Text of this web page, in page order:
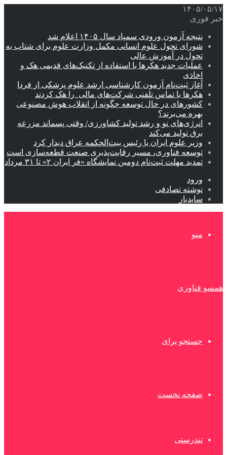
۱۴۰۵/۰۵/۱۷
خبر فوری
نتیجه آزمون ورودی سمپاد سال ۱۴۰۵ اعلام شد
شورای تحول علوم انسانی مکمل وزارت علوم برای شتاب به
تحول در آموزش عالی
عملیات جدید هکرها با استفاده از تکنیک‌های قدیمی هک و
اخاذی
آغاز ثبت‌نام‌ آزمون کارشناسی ارشد علوم پزشکی از فردا
هکرها با تماس تلفنی شرکت‌های مالی را هک کردند
کشورهای در حال توسعه چگونه از انقلاب هوش مصنوعی
بهره می‌برند؟
انرژی‌های نو و رشد تولید کشاورزی/ وقتی پسماند مزرعه‌
برق تولید می‌کند
وزیر علوم ایران با رئیس بیت‌الحکمه عراق دیدار کرد
توسعه فناوری، مسیر رقابت‌پذیری صنعت قطعه‌سازی است
تمدید مهلت ثبت‌نام دومین نمایشگاه «فر ایران ۲» تا ۳۱ مرداد
ورود
نوشته تصادفی
سایدبار
منو
همسو فناوری
جستجو برای
صفحه نخست
تندرستی